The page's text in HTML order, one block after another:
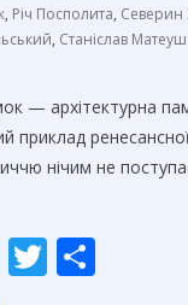
, Річ Посполита, Северин
, Станіслав
— архітектурна
приклад
нічим не
M T